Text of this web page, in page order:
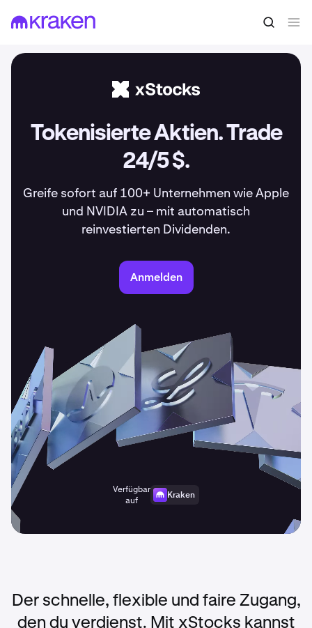
Tokenisierte Aktien. Trade
24/5 $.
Greife sofort auf 100+ Unternehmen wie Apple
und NVIDIA zu – mit automatisch
reinvestierten Dividenden.
Anmelden
Verfügbar
auf
Kraken
Der schnelle, flexible und faire Zugang,
den du verdienst. Mit xStocks kannst